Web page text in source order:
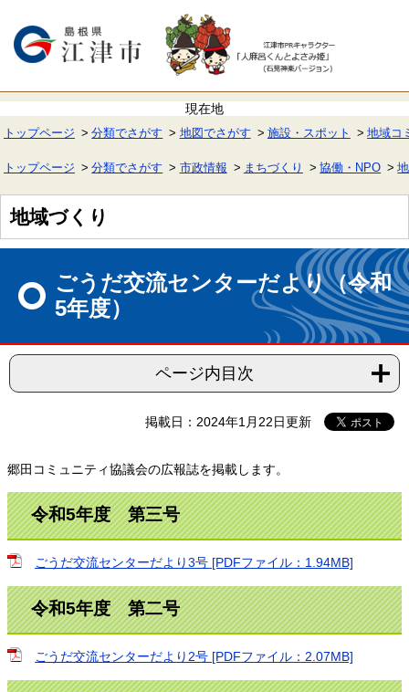
で
ば
本
へ
トップページ 分類でさがす 地図でさがす 施設・スポット 地域コ
トップページ 分類でさがす 市政情報 まちづくり 協働・NPO
地域づくり
ごうだ交流センターだより（令和
5年度）
ページ内目次
掲載日：2024年1月22日更新
郷田コミュニティ協議会の広報誌を掲載します。
令和5年度 第三号
ごうだ交流センターだより3号 [PDFファイル：1.94MB]
令和5年度 第二号
ごうだ交流センターだより2号 [PDFファイル：2.07MB]